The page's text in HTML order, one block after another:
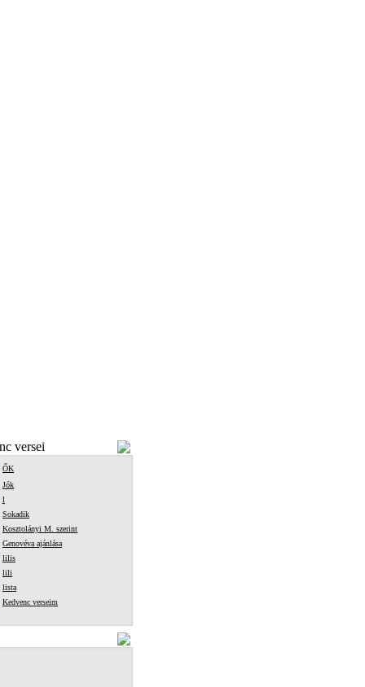
versei
ŐK
Jók
l
Sokadik
Kosztolányi M. szerint
Genovéva ajánlása
lilis
lili
lista
Kedvenc verseim